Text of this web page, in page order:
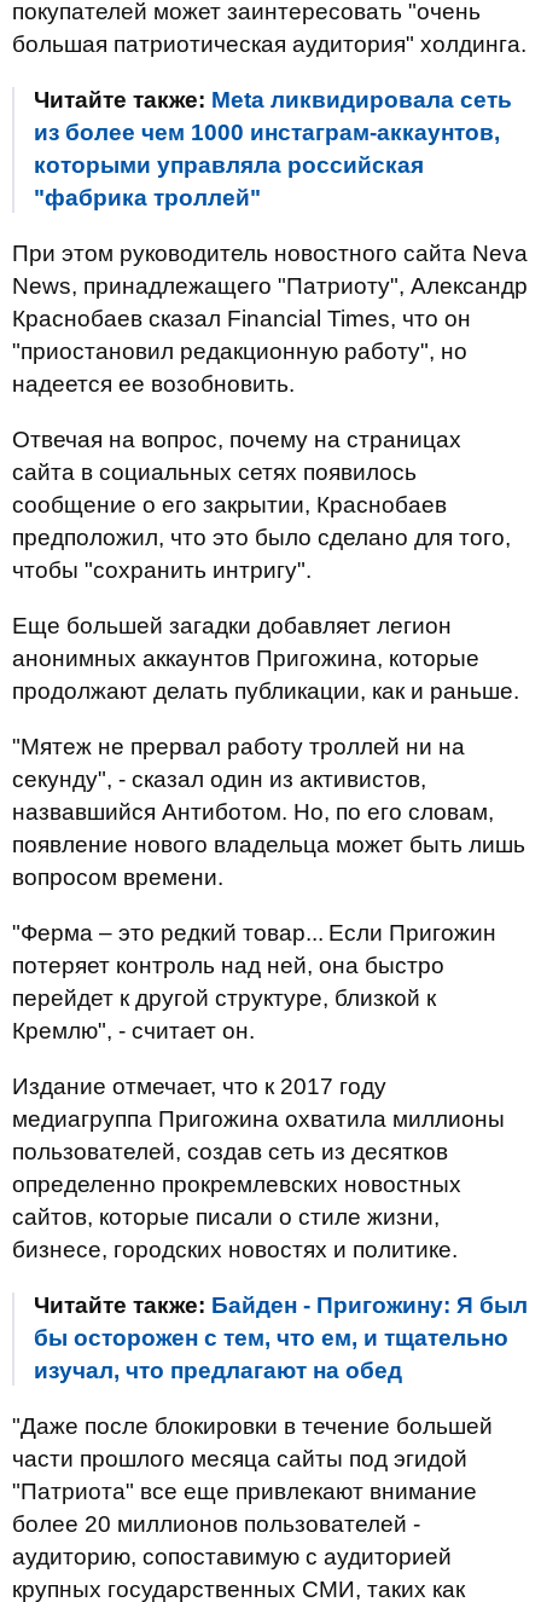
покупателей может заинтересовать "очень
большая патриотическая аудитория" холдинга.
Читайте также: Meta ликвидировала сеть
из более чем 1000 инстаграм-аккаунтов,
которыми управляла российская
"фабрика троллей"
При этом руководитель новостного сайта Neva
News, принадлежащего "Патриоту", Александр
Краснобаев сказал Financial Times, что он
"приостановил редакционную работу", но
надеется ее возобновить.
Отвечая на вопрос, почему на страницах
сайта в социальных сетях появилось
сообщение о его закрытии, Краснобаев
предположил, что это было сделано для того,
чтобы "сохранить интригу".
Еще большей загадки добавляет легион
анонимных аккаунтов Пригожина, которые
продолжают делать публикации, как и раньше.
"Мятеж не прервал работу троллей ни на
секунду", - сказал один из активистов,
назвавшийся Антиботом. Но, по его словам,
появление нового владельца может быть лишь
вопросом времени.
"Ферма – это редкий товар... Если Пригожин
потеряет контроль над ней, она быстро
перейдет к другой структуре, близкой к
Кремлю", - считает он.
Издание отмечает, что к 2017 году
медиагруппа Пригожина охватила миллионы
пользователей, создав сеть из десятков
определенно прокремлевских новостных
сайтов, которые писали о стиле жизни,
бизнесе, городских новостях и политике.
Читайте также: Байден - Пригожину: Я был
бы осторожен с тем, что ем, и тщательно
изучал, что предлагают на обед
"Даже после блокировки в течение большей
части прошлого месяца сайты под эгидой
"Патриота" все еще привлекают внимание
более 20 миллионов пользователей -
аудиторию, сопоставимую с аудиторией
крупных государственных СМИ, таких как